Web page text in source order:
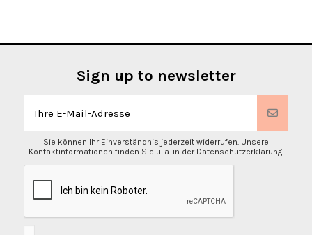
Sign up to newsletter
Sie können Ihr Einverständnis jederzeit widerrufen. Unsere
Kontaktinformationen finden Sie u. a. in der Datenschutzerklärung.